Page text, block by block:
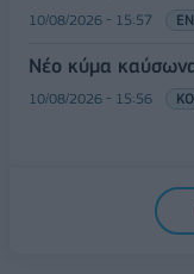
10/08/2026 - 15:57
Νέο κύμα
10/08/2026 - 15:56